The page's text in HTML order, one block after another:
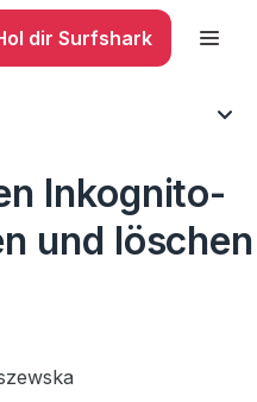
dir Surfshark
Inkognito-
und löschen